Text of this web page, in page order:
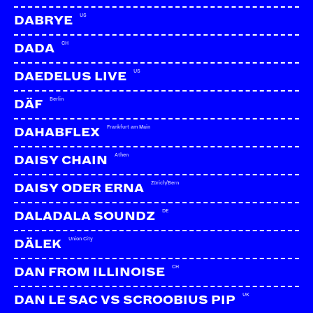
DABRYE US
DADA CH
DAEDELUS LIVE US
DÄF Berlin
DAHABFLEX Frankfurt am Main
DAISY CHAIN Athen
DAISY ODER ERNA Zürich/Bern
DALADALA SOUNDZ DE
DÄLEK Union City
DAN FROM ILLINOISE CH
DAN LE SAC VS SCROOBIUS PIP UK